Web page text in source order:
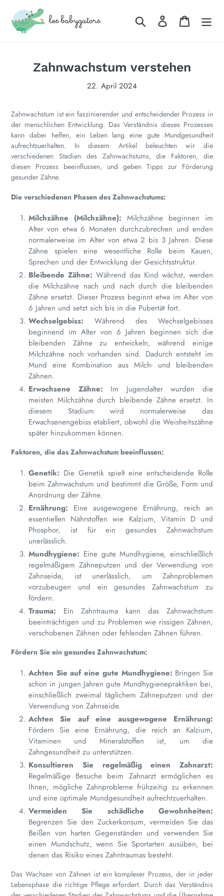
Inhalt
Suchen Einloggen
Zahnwachstum verstehen
22. April 2024
Zahnwachstum ist ein faszinierender und entscheidender Prozess in
der menschlichen Entwicklung. Das Verständnis dieses Prozesses
kann dabei helfen, ein Leben lang eine gute Mundgesundheit
aufrechtzuerhalten. In diesem Artikel beleuchten wir die
verschiedenen Stadien des Zahnwachstums, die Faktoren, die
diesen Prozess beeinflussen, und geben Tipps zur Förderung
gesunder Zähne.
Die verschiedenen Phasen des Zahnwachstums:
Milchzähne (Milchzähne): Milchzähne beginnen im
Alter von etwa 6 Monaten durchzubrechen und enden
normalerweise im Alter von etwa 2 bis 3 Jahren. Diese
Zähne spielen eine wesentliche Rolle beim Kauen,
Sprechen und der Entwicklung der Gesichtsstruktur.
Bleibende Zähne: Während das Kind wächst, werden
die Milchzähne nach und nach durch die bleibenden
Zähne ersetzt. Dieser Prozess beginnt etwa im Alter von
6 Jahren und setzt sich bis in die Pubertät fort.
Wechselgebiss: Während des Wechselgebisses
beginnend im Alter von 6 Jahren beginnen sich die
bleibenden Zähne zu entwickeln, während einige
Milchzähne noch vorhanden sind. Dadurch entsteht im
Mund eine Kombination aus Milch- und bleibenden
Zähnen.
Erwachsene Zähne: Im Jugendalter wurden die
meisten Milchzähne durch bleibende Zähne ersetzt. In
diesem Stadium wird normalerweise das
Erwachsenengebiss etabliert, obwohl die Weisheitszähne
später hinzukommen können.
Faktoren, die das Zahnwachstum beeinflussen:
Genetik: Die Genetik spielt eine entscheidende Rolle
beim Zahnwachstum und bestimmt die Größe, Form und
Anordnung der Zähne.
Ernährung: Eine ausgewogene Ernährung, reich an
essentiellen Nährstoffen wie Kalzium, Vitamin D und
Phosphor, ist für ein gesundes Zahnwachstum
unerlässlich.
Mundhygiene: Eine gute Mundhygiene, einschließlich
regelmäßigem Zähneputzen und der Verwendung von
Zahnseide, ist unerlässlich, um Zahnproblemen
vorzubeugen und ein gesundes Zahnwachstum zu
fördern.
Trauma: Ein Zahntrauma kann das Zahnwachstum
beeinträchtigen und zu Problemen wie rissigen Zähnen,
verschobenen Zähnen oder fehlenden Zähnen führen.
Fördern Sie ein gesundes Zahnwachstum:
Achten Sie auf eine gute Mundhygiene: Bringen Sie
schon in jungen Jahren gute Mundhygienepraktiken bei,
einschließlich zweimal täglichem Zähneputzen und der
Verwendung von Zahnseide.
Achten Sie auf eine ausgewogene Ernährung:
Fördern Sie eine Ernährung, die reich an Kalzium,
Vitaminen und Mineralstoffen ist, um die
Zahngesundheit zu unterstützen.
Konsultieren Sie regelmäßig einen Zahnarzt:
Regelmäßige Besuche beim Zahnarzt ermöglichen es
Ihnen, mögliche Zahnprobleme frühzeitig zu erkennen
und eine optimale Mundgesundheit aufrechtzuerhalten.
Vermeiden Sie schädliche Gewohnheiten:
Begrenzen Sie den Zuckerkonsum, vermeiden Sie das
Beißen von harten Gegenständen und verwenden Sie
einen Mundschutz, wenn Sie Sportarten ausüben, bei
denen das Risiko eines Zahntraumas besteht.
Das Wachsen von Zähnen ist ein komplexer Prozess, der in jeder
Lebensphase die richtige Pflege erfordert. Durch das Verständnis